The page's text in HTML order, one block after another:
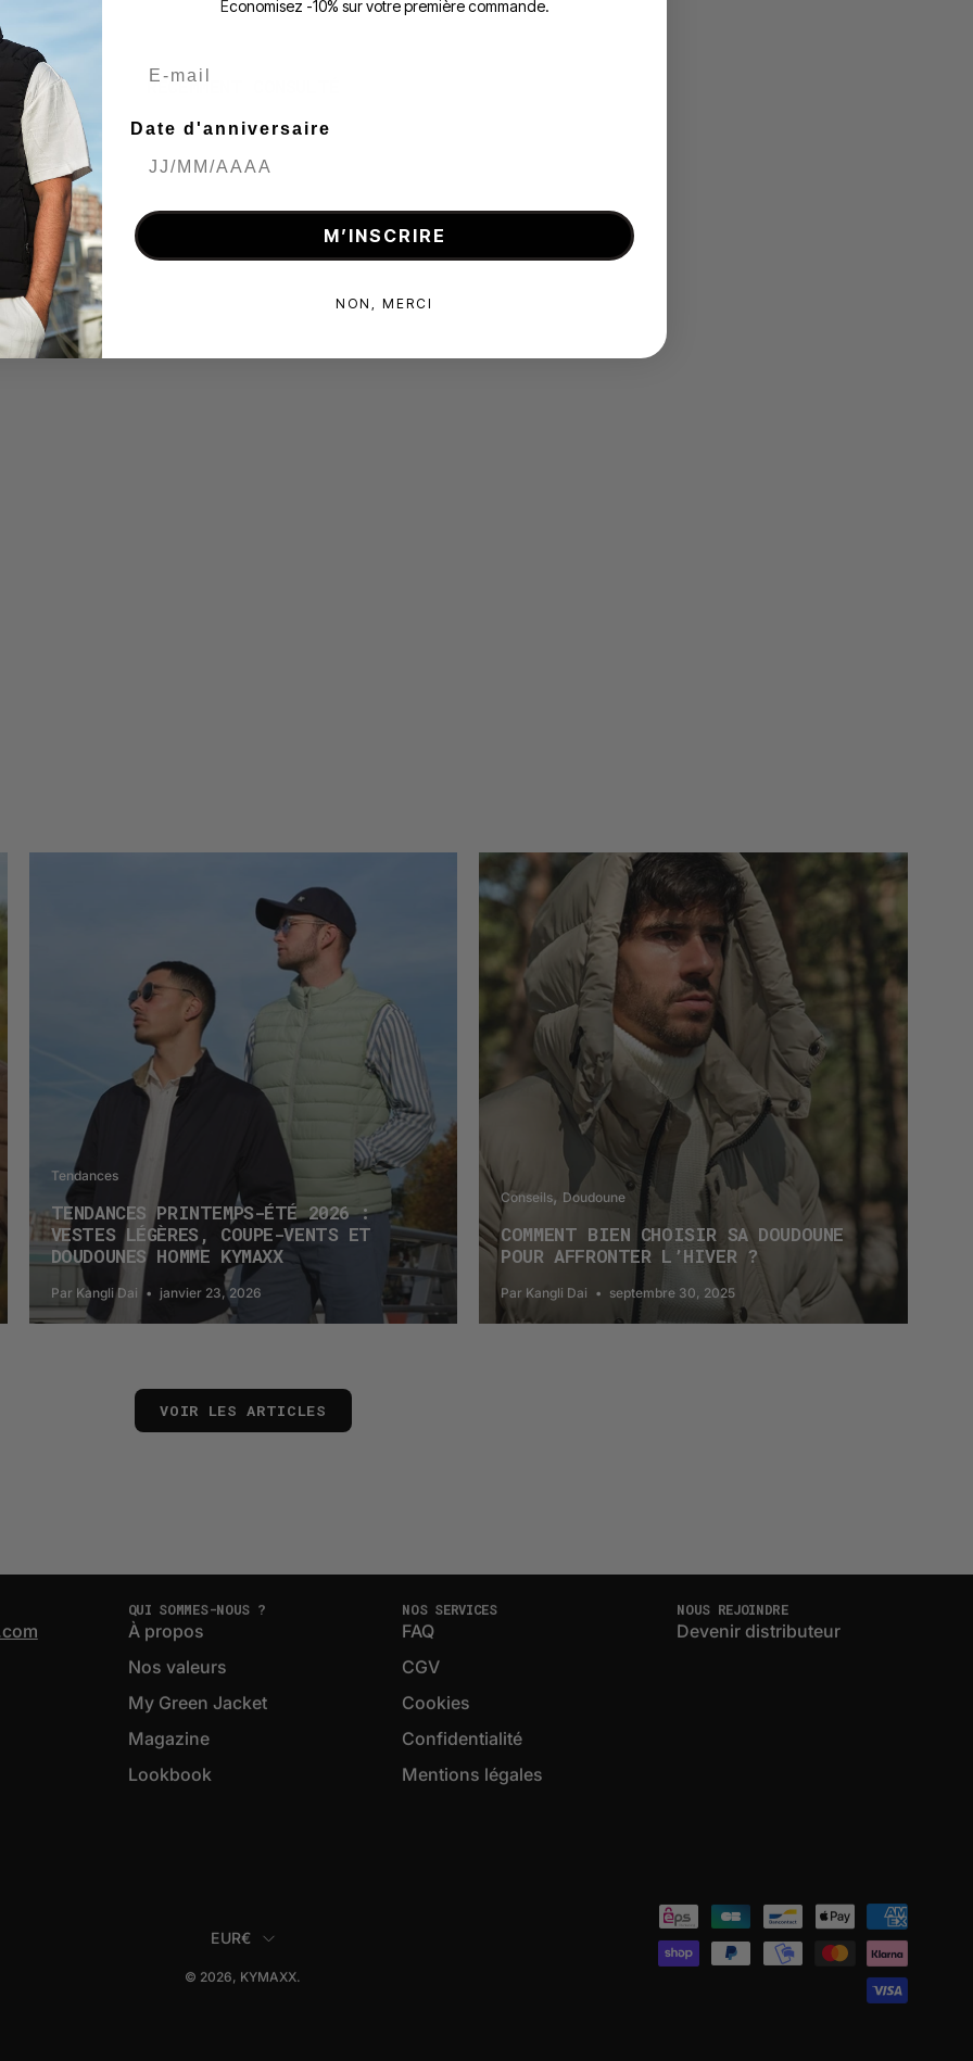
RÉCEMMENT CONSULTÉ
Tendances
TENDANCES PRINTEMPS-ÉTÉ 2026 :
VESTES LÉGÈRES, COUPE-VENTS ET
DOUDOUNES HOMME KYMAXX
Par Kangli Dai janvier 23, 2026
Conseils Doudoune
COMMENT BIEN CHOISIR SA DOUDOUNE
POUR AFFRONTER L’HIVER ?
Par Kangli Dai septembre 30, 2025
VOIR LES ARTICLES
QUI SOMMES-NOUS ?
À propos
Nos valeurs
My Green Jacket
Magazine
Lookbook
NOS SERVICES
FAQ
CGV
Cookies
Confidentialité
Mentions légales
NOUS REJOINDRE
Devenir distributeur
PAYS
EUR€
© 2026, KYMAXX.
Économisez -10% sur votre première commande.
Date d'anniversaire
M’INSCRIRE
NON, MERCI